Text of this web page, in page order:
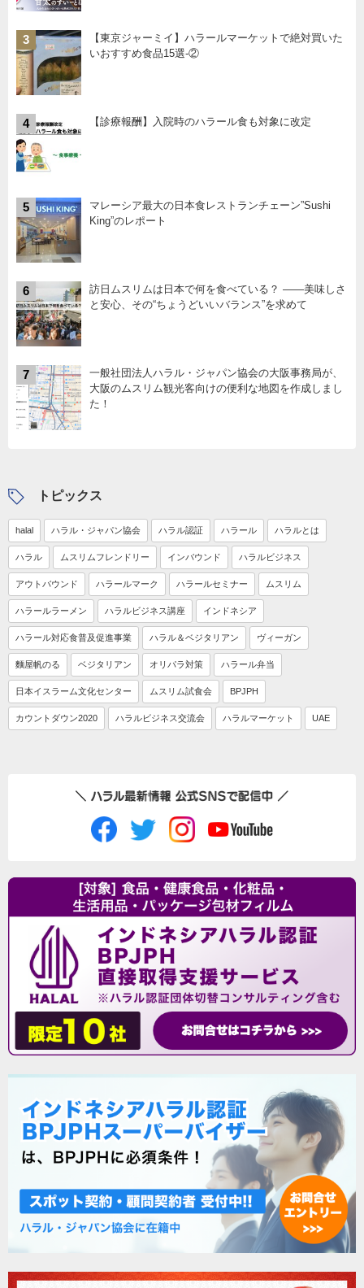
3
【東京ジャーミイ】ハラールマーケットで絶対買いた
いおすすめ食品15選-②
4 【診療報酬】入院時のハラール食も対象に改定
5
マレーシア最大の日本食レストランチェーン”Sushi
King”のレポート
6
訪日ムスリムは日本で何を食べている？ ――美味しさ
と安心、その“ちょうどいいバランス”を求めて
7
一般社団法人ハラル・ジャパン協会の大阪事務局が、
大阪のムスリム観光客向けの便利な地図を作成しまし
た！
トピックス
halal ハラル・ジャパン協会 ハラル認証 ハラール ハラルとは
ハラル ムスリムフレンドリー インバウンド ハラルビジネス
アウトバウンド ハラールマーク ハラールセミナー ムスリム
ハラールラーメン ハラルビジネス講座 インドネシア
ハラール対応食普及促進事業 ハラル＆ベジタリアン ヴィーガン
麵屋帆のる ベジタリアン オリパラ対策 ハラール弁当
日本イスラーム文化センター ムスリム試食会 BPJPH
カウントダウン2020 ハラルビジネス交流会 ハラルマーケット UAE